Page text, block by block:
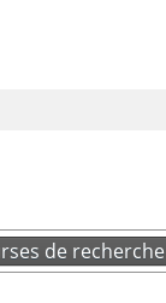
de recherche